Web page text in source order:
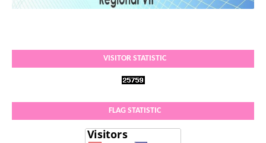
VISITOR STATISTIC
FLAG STATISTIC